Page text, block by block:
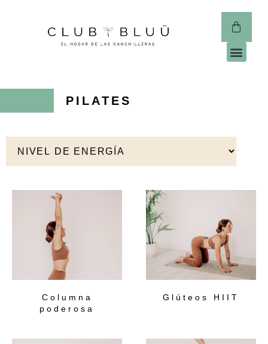
PILATES
Columna
poderosa
Glúteos HIIT